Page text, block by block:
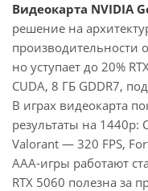
Видеокарта NVIDIA
решение на
производительности
но уступает до 20%
CUDA, 8 ГБ GDDR7,
В играх видеокарта
результаты на 1440p:
Valorant — 320 FPS,
AAA-игры работают
RTX 5060 полезна за